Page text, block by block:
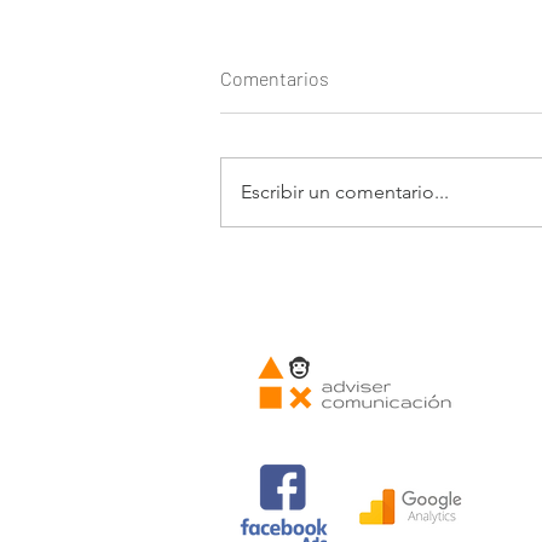
Comentarios
Escribir un comentario...